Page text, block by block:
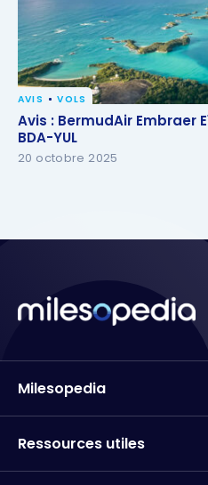
Avis : BermudAir Embraer
BDA-YUL
AVIS VOLS
Avis : BermudAir Embraer
BDA-YUL
20 octobre 2025
Milesopedia
Ressources utiles